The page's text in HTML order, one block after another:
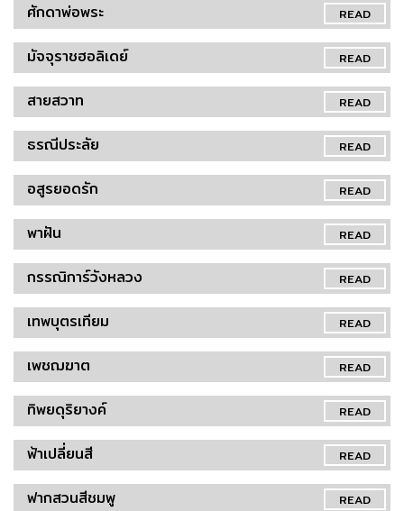
READ
ศักดาพ่อพระ
READ
มัจจุราชฮอลิเดย์
READ
สายสวาท
READ
ธรณีประลัย
READ
อสูรยอดรัก
READ
พาฝัน
READ
กรรณิการ์วังหลวง
READ
เทพบุตรเทียม
READ
เพชฌฆาต
READ
ทิพยดุริยางค์
READ
ฟ้าเปลี่ยนสี
READ
ฟากสวนสีชมพู